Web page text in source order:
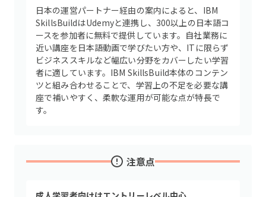
日本の運営パートナー経由の案内によると、IBM
SkillsBuildはUdemyと連携し、300以上の日本語コ
ースを参加者に無料で提供しています。自社業務に
近い講座を日本語動画で学びたい方や、ITに限らず
ビジネススキルなど幅広い分野をカバーしたい学習
者に適しています。IBM SkillsBuild本体のコンテン
ツと組み合わせることで、学習上の不足を必要な講
座で補いやすく、柔軟な運用が可能な点が特長で
す。
注意点